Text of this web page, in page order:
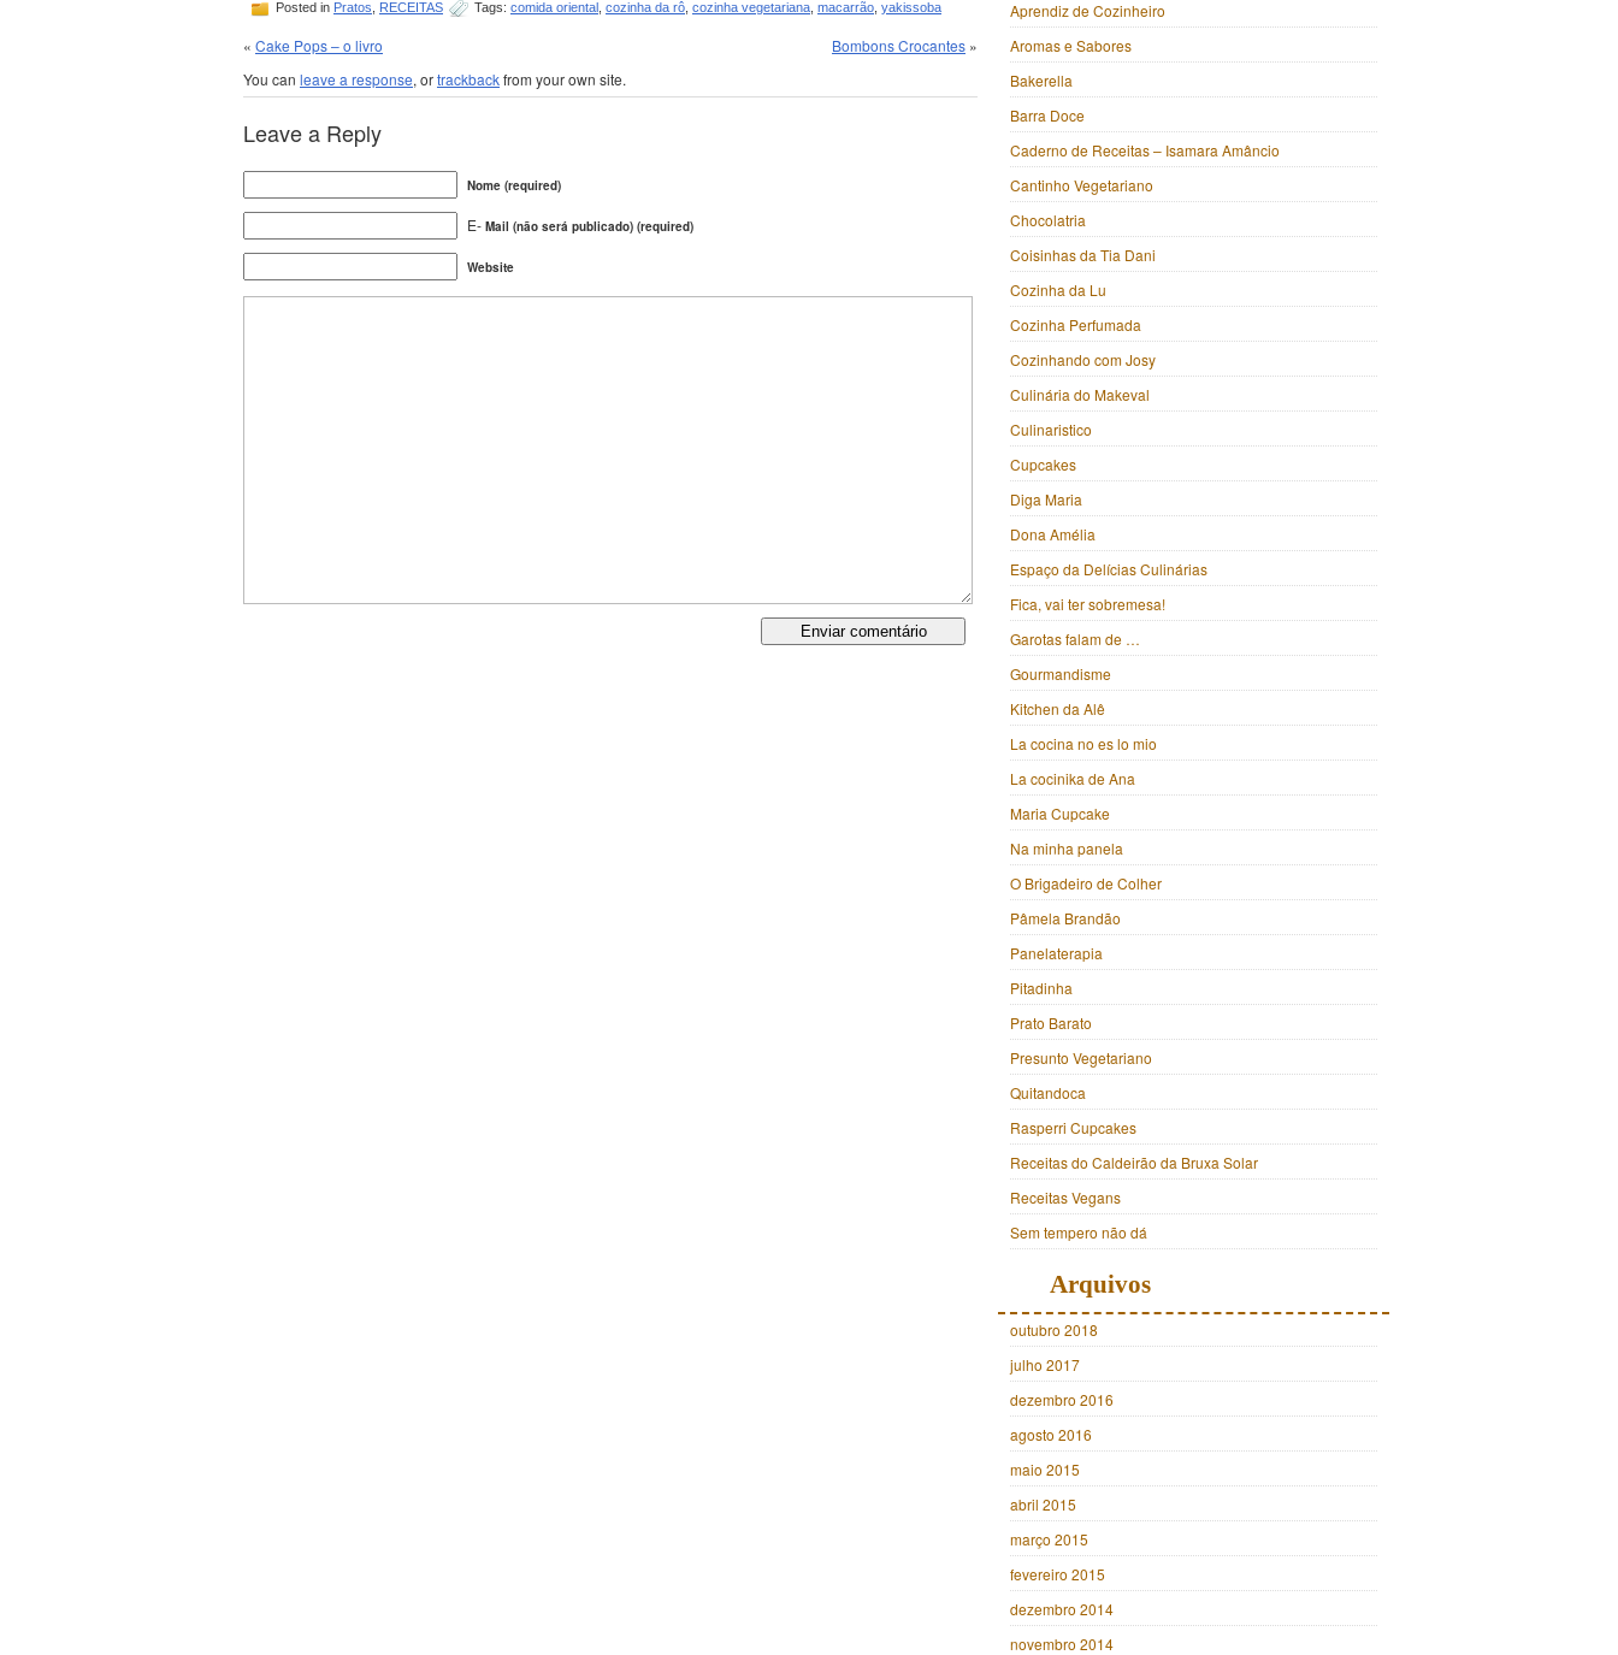
Posted in Pratos RECEITAS Tags: comida oriental cozinha da rô cozinha vegetariana macarrão yakissoba
« Cake Pops – o livro Bombons Crocantes »
You can leave a response, ortrackbackfrom your own site.
Leave a Reply
Nome (required)
E- Mail (não será publicado) (required)
Website
Aprendiz de Cozinheiro
Aromas e Sabores
Bakerella
Barra Doce
Caderno de Receitas – Isamara Amâncio
Cantinho Vegetariano
Chocolatria
Coisinhas da Tia Dani
Cozinha da Lu
Cozinha Perfumada
Cozinhando com Josy
Culinária do Makeval
Culinaristico
Cupcakes
Diga Maria
Dona Amélia
Espaço da Delícias Culinárias
Fica, vai ter sobremesa!
Garotas falam de …
Gourmandisme
Kitchen da Alê
La cocina no es lo mio
La cocinika de Ana
Maria Cupcake
Na minha panela
O Brigadeiro de Colher
Pâmela Brandão
Panelaterapia
Pitadinha
Prato Barato
Presunto Vegetariano
Quitandoca
Rasperri Cupcakes
Receitas do Caldeirão da Bruxa Solar
Receitas Vegans
Sem tempero não dá
Arquivos
outubro 2018
julho 2017
dezembro 2016
agosto 2016
maio 2015
abril 2015
março 2015
fevereiro 2015
dezembro 2014
novembro 2014